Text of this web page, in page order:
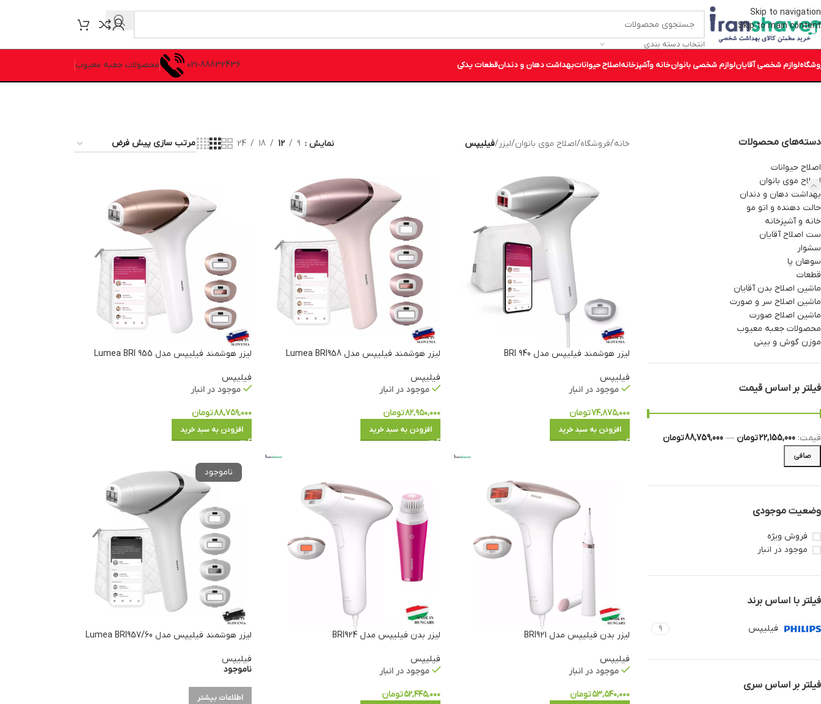
Skip to navigation
Skip to main content
انتخاب دسته بندی
لوازم شخصی آقایانلوازم شخصی بانوانخانه وآشپزخانهاصلاح حیواناتبهداشت دهان و دندانقطعات یدکی 021-88832436 محصولات جعبه معیوب
دسته‌های محصولات
اصلاح حیوانات
اصلاح موی بانوان
بهداشت دهان و دندان
حالت دهنده و اتو مو
خانه و آشپزخانه
ست اصلاح آقایان
سشوار
سوهان پا
قطعات
ماشین اصلاح بدن آقایان
ماشین اصلاح سر و صورت
ماشین اصلاح صورت
محصولات جعبه معیوب
موزن گوش و بینی
فیلتر بر اساس قیمت
صافی
قيمت: 22,155,000 تومان — 88,759,000 تومان
وضعیت موجودی
فروش ویژه
موجود در انبار
فیلتر با اساس برند
فیلیپس 9
فیلتر بر اساس سری
خانه/فروشگاه/اصلاح موی بانوان/لیزر/فیلیپس نمایش 9
12
18
24
لیزر هوشمند فیلیپس مدل 940 BRI
فیلیپس
موجود در انبار
۷۴,۸۷۵,۰۰۰تومان
افزودن به سبد خرید
لیزر هوشمند فیلیپس مدل Lumea BRI958
فیلیپس
موجود در انبار
۸۲,۹۵۰,۰۰۰تومان
افزودن به سبد خرید
لیزر هوشمند فیلیپس مدل Lumea BRI 955
فیلیپس
موجود در انبار
۸۸,۷۵۹,۰۰۰تومان
افزودن به سبد خرید
لیزر بدن فیلیپس مدل BRI921
فیلیپس
موجود در انبار
۵۳,۵۴۰,۰۰۰تومان
لیزر بدن فیلیپس مدل BRI924
فیلیپس
موجود در انبار
۵۲,۴۴۵,۰۰۰تومان
لیزر هوشمند فیلیپس مدل Lumea BRI957/60
فیلیپس
ناموجود
اطلاعات بیشتر